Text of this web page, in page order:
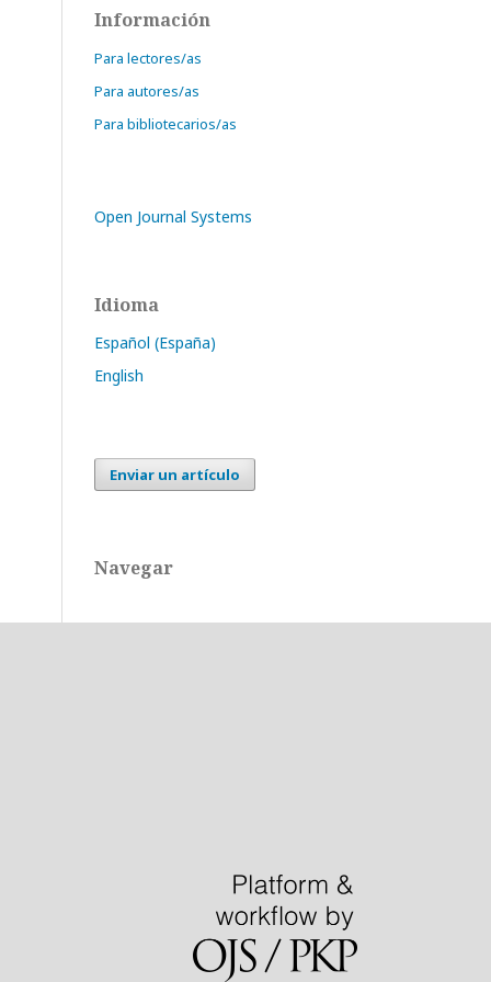
Información
Para lectores/as
Para autores/as
Para bibliotecarios/as
Open Journal Systems
Idioma
Español (España)
English
Enviar un artículo
Navegar